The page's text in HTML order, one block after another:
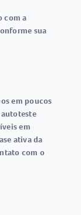
com a
sua
em poucos
autoteste
em
ativa da
com o